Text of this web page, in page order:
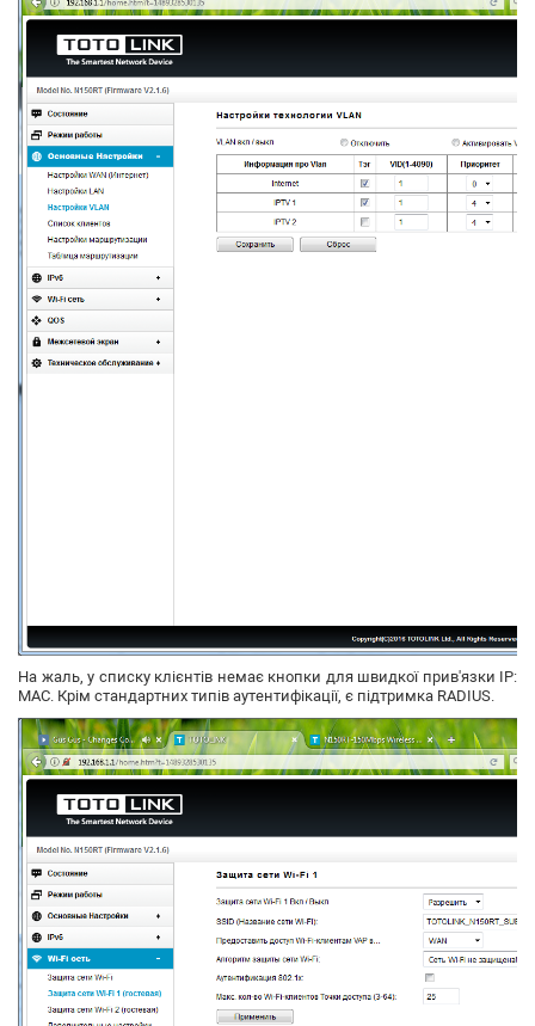
На жаль, у списку клієнтів немає кнопки для швидкої прив'язки IP:
MAC. Крім стандартних типів аутентифікації, є підтримка RADIUS.